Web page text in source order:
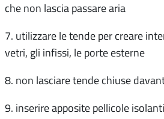
che non lascia passare aria
7. utilizzare le tende per creare
vetri, gli infissi, le porte esterne
8. non lasciare tende chiuse
9. inserire apposite pellicole